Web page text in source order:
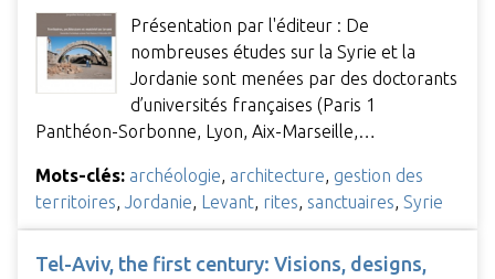
Présentation par l'éditeur : De
nombreuses études sur la Syrie et la
Jordanie sont menées par des doctorants
d’universités françaises (Paris 1
Panthéon-Sorbonne, Lyon, Aix-Marseille,…
Mots-clés: archéologie, architecture, gestion des
territoires, Jordanie, Levant, rites, sanctuaires, Syrie
Tel-Aviv, the first century: Visions, designs,